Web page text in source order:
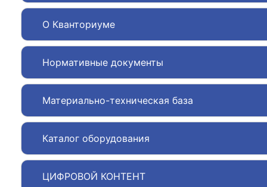
О Кванториуме
Нормативные документы
Материально-техническая база
Каталог оборудования
ЦИФРОВОЙ КОНТЕНТ